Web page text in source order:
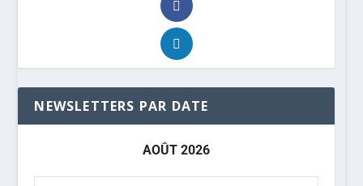
NEWSLETTERS PAR DATE
AOÛT 2026